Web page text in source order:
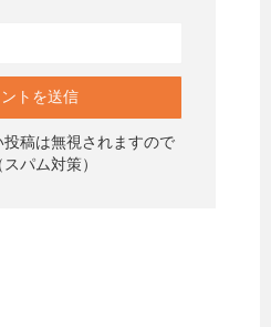
稿は無視されますので
パム対策）